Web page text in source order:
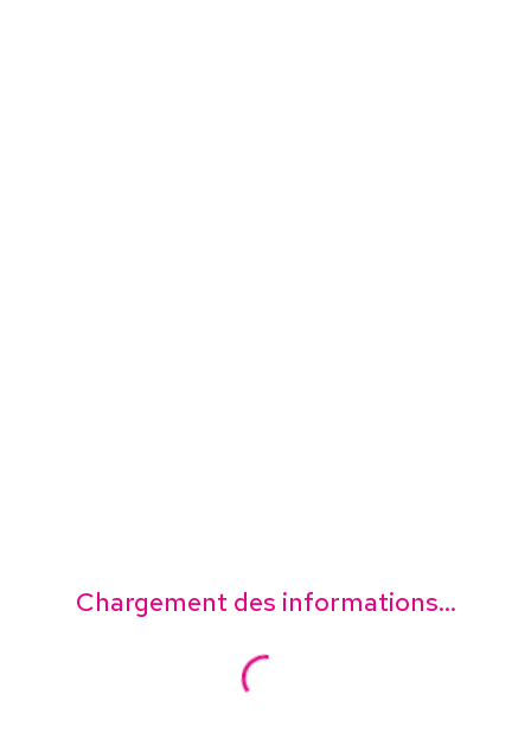
Chargement des informations...